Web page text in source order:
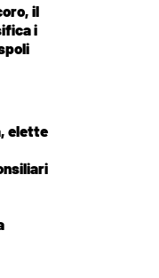
il
i
elette